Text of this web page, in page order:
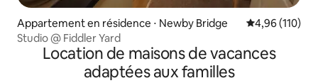
Appartement en résidence ⋅ Newby Bridge Évaluation
4,96 (110)
Studio @ Fiddler Yard
Location de maisons de vacances
adaptées aux familles